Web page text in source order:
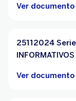
Ver documento
25112024
Ver documento